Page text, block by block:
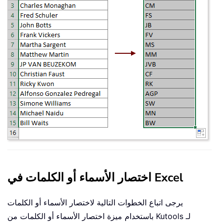
اختصار الأسماء أو الكلمات في Excel
يرجى اتباع الخطوات التالية لاختصار الأسماء أو الكلمات
باستخدام ميزة اختصار الأسماء أو الكلمات من Kutools لـ